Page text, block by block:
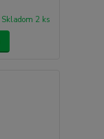
Skladom 2 ks